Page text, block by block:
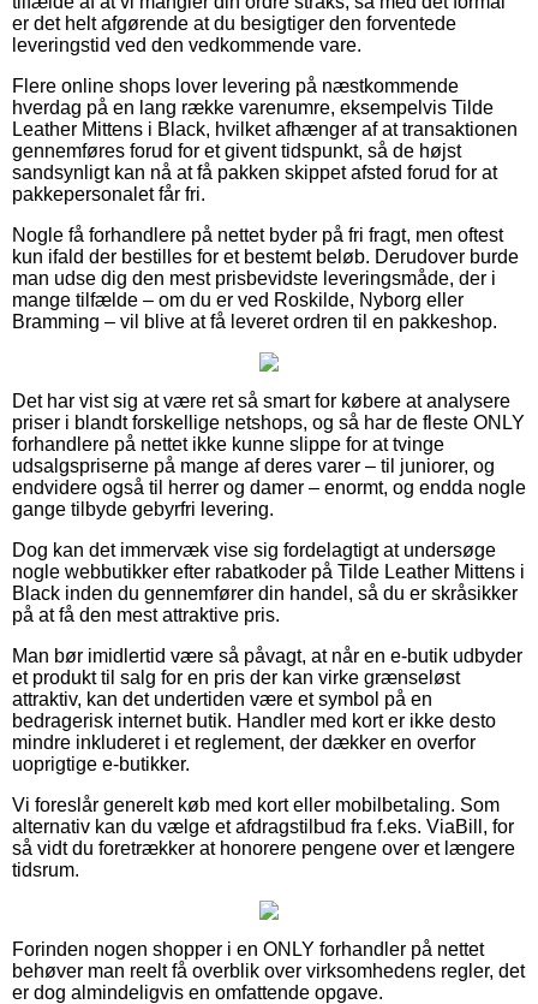
er det helt afgørende at du besigtiger den forventede
leveringstid ved den vedkommende vare.
Flere online shops lover levering på næstkommende
hverdag på en lang række varenumre, eksempelvis Tilde
Leather Mittens i Black, hvilket afhænger af at transaktionen
gennemføres forud for et givent tidspunkt, så de højst
sandsynligt kan nå at få pakken skippet afsted forud for at
pakkepersonalet får fri.
Nogle få forhandlere på nettet byder på fri fragt, men oftest
kun ifald der bestilles for et bestemt beløb. Derudover burde
man udse dig den mest prisbevidste leveringsmåde, der i
mange tilfælde – om du er ved Roskilde, Nyborg eller
Bramming – vil blive at få leveret ordren til en pakkeshop.
Det har vist sig at være ret så smart for købere at analysere
priser i blandt forskellige netshops, og så har de fleste ONLY
forhandlere på nettet ikke kunne slippe for at tvinge
udsalgspriserne på mange af deres varer – til juniorer, og
endvidere også til herrer og damer – enormt, og endda nogle
gange tilbyde gebyrfri levering.
Dog kan det immervæk vise sig fordelagtigt at undersøge
nogle webbutikker efter rabatkoder på Tilde Leather Mittens i
Black inden du gennemfører din handel, så du er skråsikker
på at få den mest attraktive pris.
Man bør imidlertid være så påvagt, at når en e-butik udbyder
et produkt til salg for en pris der kan virke grænseløst
attraktiv, kan det undertiden være et symbol på en
bedragerisk internet butik. Handler med kort er ikke desto
mindre inkluderet i et reglement, der dækker en overfor
uoprigtige e-butikker.
Vi foreslår generelt køb med kort eller mobilbetaling. Som
alternativ kan du vælge et afdragstilbud fra f.eks. ViaBill, for
så vidt du foretrækker at honorere pengene over et længere
tidsrum.
Forinden nogen shopper i en ONLY forhandler på nettet
behøver man reelt få overblik over virksomhedens regler, det
er dog almindeligvis en omfattende opgave.